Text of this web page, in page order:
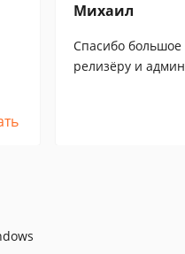
Михаил
Спасибо большое
релизёру и